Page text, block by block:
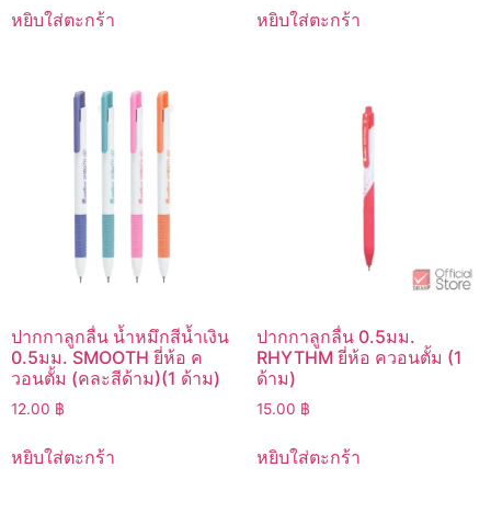
หยิบใส่ตะกร้า หยิบใส่ตะกร้า
ปากกาลูกลื่น น้ำหมึกสีน้ำเงิน
0.5มม. SMOOTH ยี่ห้อ ค
วอนตั้ม (คละสีด้าม)(1 ด้าม)
12.00 ฿
หยิบใส่ตะกร้า
ปากกาลูกลื่น 0.5มม.
RHYTHM ยี่ห้อ ควอนตั้ม (1
ด้าม)
15.00 ฿
หยิบใส่ตะกร้า